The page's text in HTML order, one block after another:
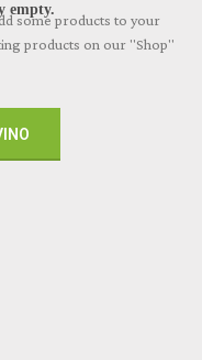
some products to your
products on our "Shop"